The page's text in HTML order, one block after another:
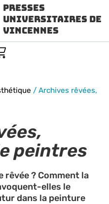
Presses
Universitaires de
Vincennes
/ Archives rêvées,
peintres
rêvée ? Comment la
elles le
dans la peinture